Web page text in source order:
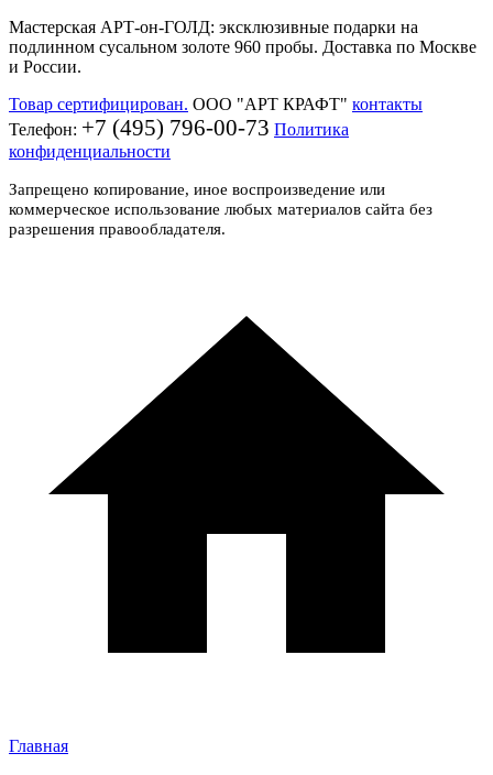
Мастерская АРТ-он-ГОЛД: эксклюзивные подарки на
подлинном сусальном золоте 960 пробы. Доставка по Москве
и России.
Товар сертифицирован. ООО "АРТ КРАФТ" контакты
Телефон: +7 (495) 796-00-73 Политика
конфиденциальности
Запрещено копирование, иное воспроизведение или
коммерческое использование любых материалов сайта без
разрешения правообладателя.
Главная